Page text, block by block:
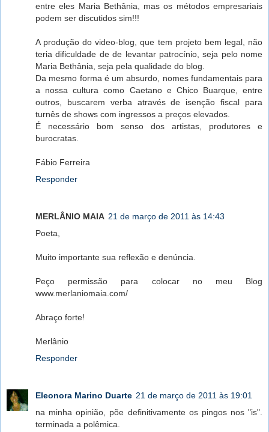
entre eles Maria Bethânia, mas os métodos empresariais
podem ser discutidos sim!!!
A produção do video-blog, que tem projeto bem legal, não
teria dificuldade de de levantar patrocínio, seja pelo nome
Maria Bethânia, seja pela qualidade do blog.
Da mesmo forma é um absurdo, nomes fundamentais para
a nossa cultura como Caetano e Chico Buarque, entre
outros, buscarem verba através de isenção fiscal para
turnês de shows com ingressos a preços elevados.
É necessário bom senso dos artistas, produtores e
burocratas.
Fábio Ferreira
Responder
MERLÂNIO MAIA 21 de março de 2011 às 14:43
Poeta,
Muito importante sua reflexão e denúncia.
Peço permissão para colocar no meu Blog
www.merlaniomaia.com/
Abraço forte!
Merlânio
Responder
Eleonora Marino Duarte 21 de março de 2011 às 19:01
na minha opinião, põe definitivamente os pingos nos "is".
terminada a polêmica.